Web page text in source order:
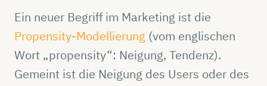
Ein neuer Begriff im Marketing ist die
Propensity-Modellierung (vom englischen
Wort „propensity“: Neigung, Tendenz).
Gemeint ist die Neigung des Users oder des